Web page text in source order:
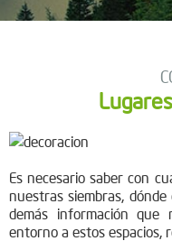
Es necesario saber con
nuestras siembras,
demás información
entorno a estos espacios,